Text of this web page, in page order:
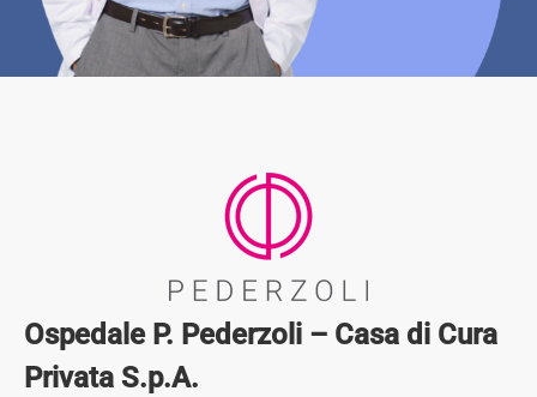
Ospedale P. Pederzoli – Casa di Cura
Privata S.p.A.